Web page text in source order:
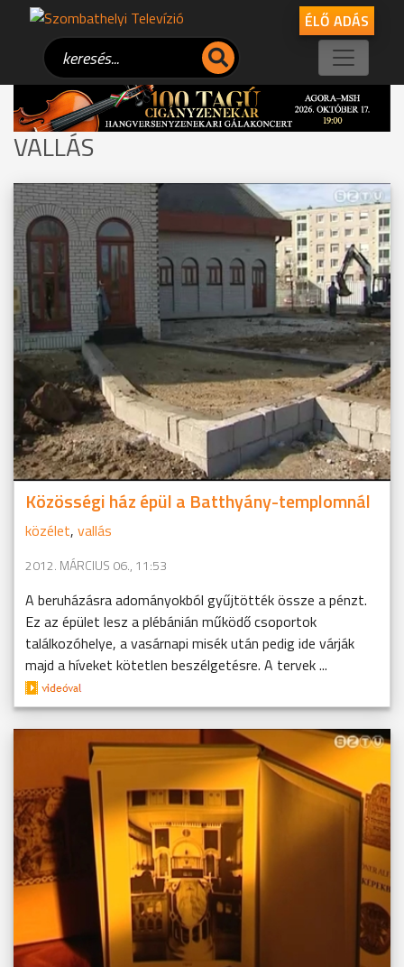
ÉLŐ ADÁS
VALLÁS
Közösségi ház épül a Batthyány-templomnál
közélet, vallás
2012. MÁRCIUS 06., 11:53
A beruházásra adományokból gyűjtötték össze a pénzt.
Ez az épület lesz a plébánián működő csoportok
találkozóhelye, a vasárnapi misék után pedig ide várják
majd a híveket kötetlen beszélgetésre. A tervek ...